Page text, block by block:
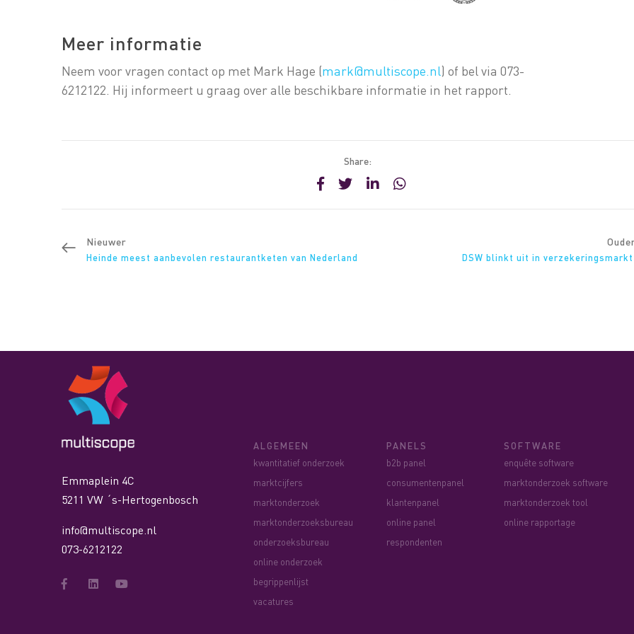
Meer informatie
Neem voor vragen contact op met Mark Hage (mark@multiscope.nl) of bel via 073-
6212122. Hij informeert u graag over alle beschikbare informatie in het rapport.
Share:
Nieuwer
Heinde meest aanbevolen restaurantketen van Nederland DSW blinkt uit in
Emmaplein 4C
5211 VW ´s-Hertogenbosch
info@multiscope.nl
073-6212122
ALGEMEEN
kwantitatief onderzoek
marktcijfers
marktonderzoek
marktonderzoeksbureau
onderzoeksbureau
online onderzoek
begrippenlijst
vacatures
PANELS
b2b panel
consumentenpanel
klantenpanel
online panel
respondenten
SOFTWARE
enquête software
marktonderzoek software
marktonderzoek tool
online rapportage